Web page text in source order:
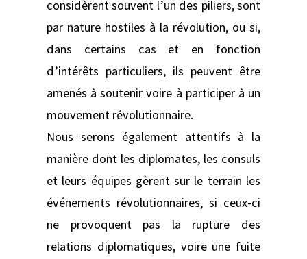
considèrent souvent l’un des piliers, sont
par nature hostiles à la révolution, ou si,
dans certains cas et en fonction
d’intérêts particuliers, ils peuvent être
amenés à soutenir voire à participer à un
mouvement révolutionnaire.
Nous serons également attentifs à la
manière dont les diplomates, les consuls
et leurs équipes gèrent sur le terrain les
événements révolutionnaires, si ceux-ci
ne provoquent pas la rupture des
relations diplomatiques, voire une fuite